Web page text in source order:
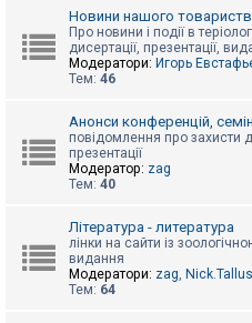
т
П
Новини нашого
Про новини і події в
дисертації, презентації,
Модератори: Игорь
Тем: 46
Анонси конференцій,
повідомлення про захисти
презентації
Модератор: zag
Тем: 40
Література - литература
лінки на сайти із
видання
Модератори: zag, Nick.Tallus
Тем: 64